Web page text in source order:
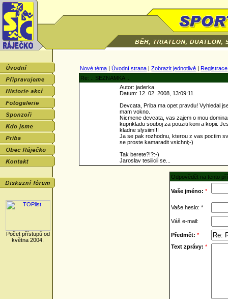
Počet přístupů od
května 2004.
Nové téma |Úvodní strana |Zobrazit jednotlivě |Registrace
Re: .: SEZNAMKA :.
Autor: jaderka
Datum: 12. 02. 2008, 13:09:11
Devcata, Priba ma opet pravdu! Vyhledal
mam vokno.
Nicmene devcata, vas zajem o mou
kuprikladu souboj za pouziti koni a kopii.
kladne slysiim!!!
Ja se pak rozhodnu, kterou z vas poctim
se proste kamaradit vsichni;-)
Tak berete?!?:-)
Jaroslav tesiiicii se...
Odpovědět na tento
Vaše jméno: *
Vaše heslo: *
Váš e-mail:
Předmět: *
Text zprávy: *